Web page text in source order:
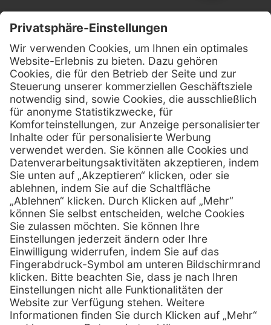
Kontakt
Firmensitz
Henry Schein Medical GmbH
Alt-Moabit 96 b
D-10559 Berlin
Telefon: 0800 - 888 777 6
Telefax: 0800 - 888 777 8
E-Mail: info @ henryschein-med.de
Services
Fernwartung
Vorteile
Eigenmarke
Leasing
Techn. Service
Kataloge
Hilfe
FAQs
Kontakt
Lob & Kritik
Außendienst
Retoure
E-Rechnung
Zertifikat Rechtliches